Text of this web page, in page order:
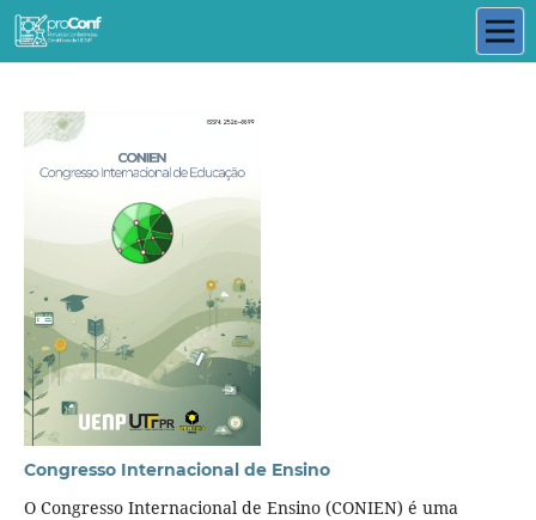
Congresso Internacional de Ensino
O Congresso Internacional de Ensino (CONIEN) é uma